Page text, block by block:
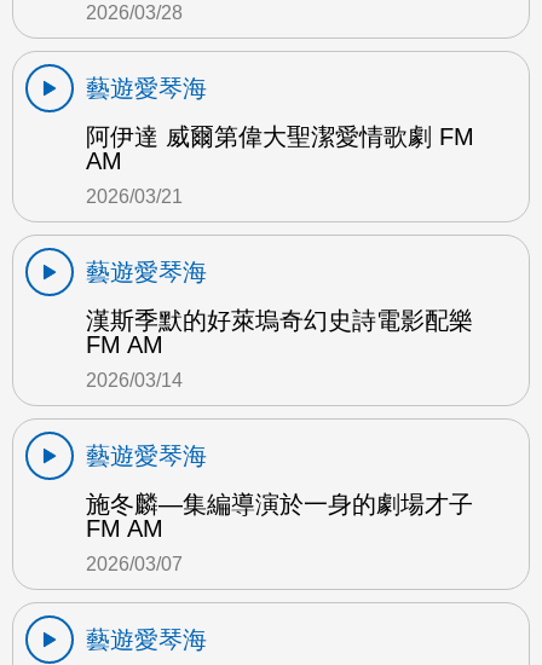
2026/03/28
藝遊愛琴海
阿伊達 威爾第偉大聖潔愛情歌劇 FM
AM
2026/03/21
藝遊愛琴海
漢斯季默的好萊塢奇幻史詩電影配樂
FM AM
2026/03/14
藝遊愛琴海
施冬麟—集編導演於一身的劇場才子
FM AM
2026/03/07
藝遊愛琴海